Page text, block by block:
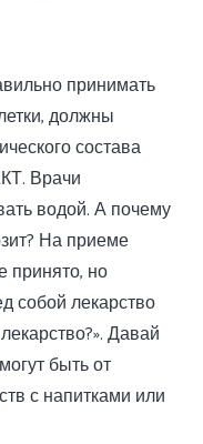
принимать
должны
состава
Врачи
водой. А почему
На приеме
принято, но
собой лекарство
Давай
быть от
с напитками или